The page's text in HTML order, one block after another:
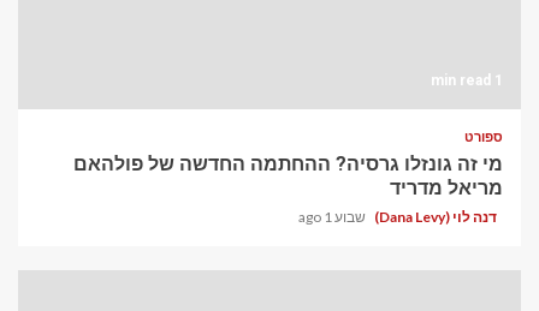
1 min read
ספורט
מי זה גונזלו גרסיה? ההחתמה החדשה של פולהאם
מריאל מדריד
דנה לוי (Dana Levy) שבוע 1 ago